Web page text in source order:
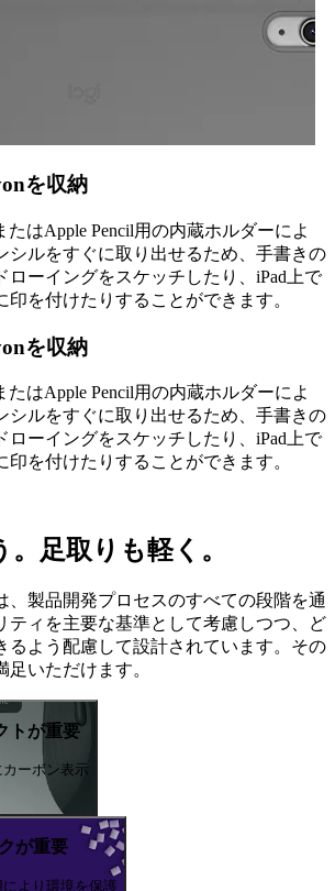
を収納
たはApple Pencil用の内蔵ホルダーによ
シルをすぐに取り出せるため、手書きの
ローイングをスケッチしたり、iPad上で
印を付けたりすることができます。
を収納
たはApple Pencil用の内蔵ホルダーによ
シルをすぐに取り出せるため、手書きの
ローイングをスケッチしたり、iPad上で
印を付けたりすることができます。
。足取りも軽く。
、製品開発プロセスのすべての段階を通
ティを主要な基準として考慮しつつ、ど
るよう配慮して設計されています。その
いただけます。
トが重要
ーボン表示
が重要
より環境を保護